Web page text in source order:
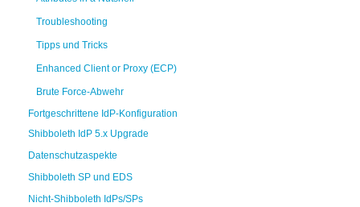
Troubleshooting
Tipps und Tricks
Enhanced Client or Proxy (ECP)
Brute Force-Abwehr
Fortgeschrittene IdP-Konfiguration
Shibboleth IdP 5.x Upgrade
Datenschutzaspekte
Shibboleth SP und EDS
Nicht-Shibboleth IdPs/SPs